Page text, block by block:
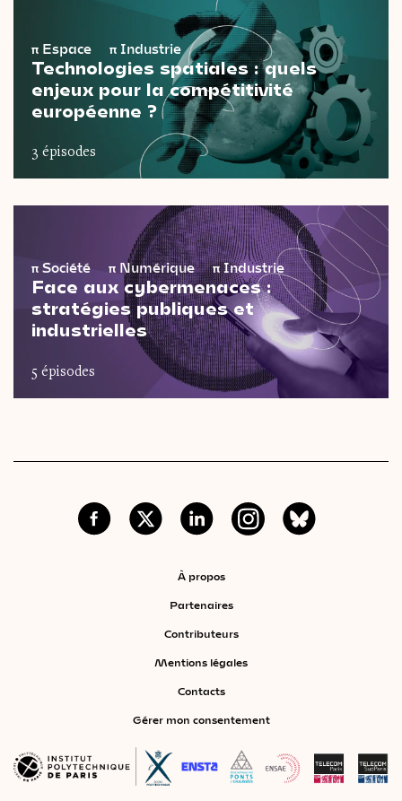
π Espace π Industrie
Technologies spatiales : quels
enjeux pour la compétitivité
européenne ?
3 épisodes
π Société π Numérique πIndustrie
Face aux cybermenaces :
stratégies publiques et
industrielles
5 épisodes
À propos
Partenaires
Contributeurs
Mentions légales
Contacts
Gérer mon consentement